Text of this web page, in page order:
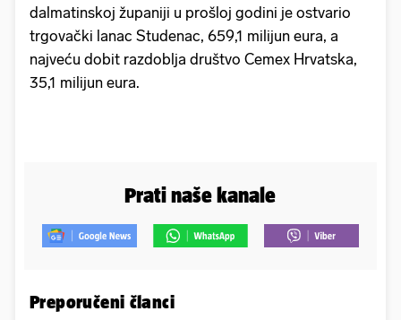
dalmatinskoj županiji u prošloj godini je ostvario
trgovački lanac Studenac, 659,1 milijun eura, a
najveću dobit razdoblja društvo Cemex Hrvatska,
35,1 milijun eura.
Prati naše kanale
Preporučeni članci